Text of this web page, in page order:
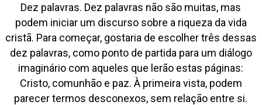
Dez palavras. Dez palavras não são muitas, mas
podem iniciar um discurso sobre a riqueza da vida
cristã. Para começar, gostaria de escolher três dessas
dez palavras, como ponto de partida para um diálogo
imaginário com aqueles que lerão estas páginas:
Cristo, comunhão e paz. À primeira vista, podem
parecer termos desconexos, sem relação entre si.